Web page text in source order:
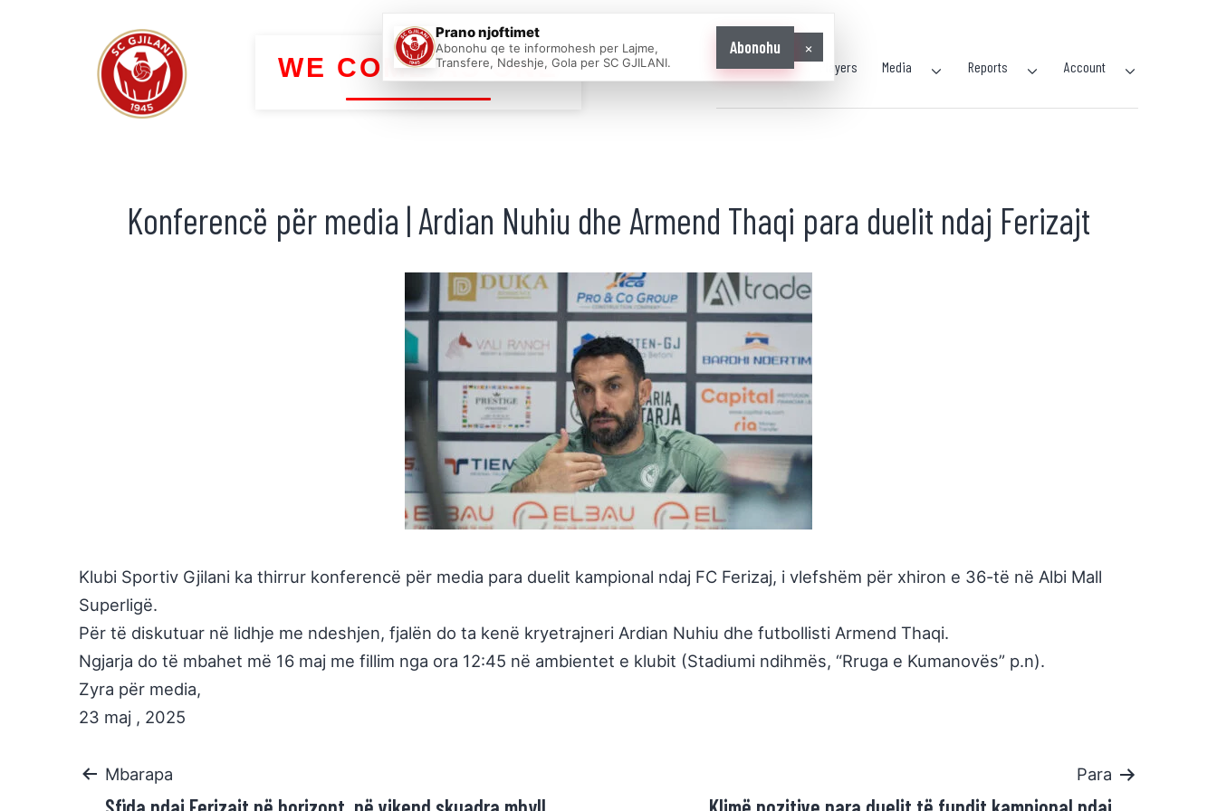
WE COME AS ONE Home News Players Media Reports Account
Konferencë për media | Ardian Nuhiu dhe Armend Thaqi para duelit ndaj Ferizajt
Klubi Sportiv Gjilani ka thirrur konferencë për media para duelit kampional ndaj FC Ferizaj, i vlefshëm për xhiron e 36-të në Albi Mall
Superligë.
Për të diskutuar në lidhje me ndeshjen, fjalën do ta kenë kryetrajneri Ardian Nuhiu dhe futbollisti Armend Thaqi.
Ngjarja do të mbahet më 16 maj me fillim nga ora 12:45 në ambientet e klubit (Stadiumi ndihmës, “Rruga e Kumanovës” p.n).
Zyra për media,
23 maj , 2025
Mbarapa Para
Prano njoftimet
Abonohu qe te informohesh per Lajme,
Transfere, Ndeshje, Gola per SC GJILANI.
Abonohu ×